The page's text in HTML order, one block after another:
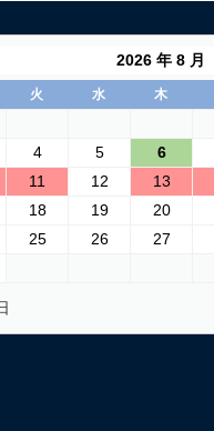
2026 年 8 月
火 水 木
4
5 6
11
12 13
18
19 20
25
26 27